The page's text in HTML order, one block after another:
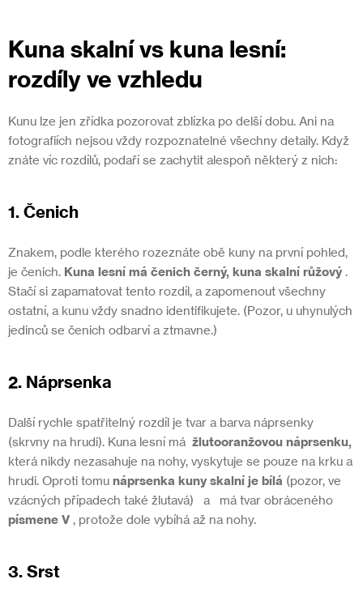
Kuna skalní vs kuna lesní:
rozdíly ve vzhledu
Kunu lze jen zřídka pozorovat zblízka po delší dobu. Ani na
fotografiích nejsou vždy rozpoznatelné všechny detaily. Když
znáte víc rozdílů, podaří se zachytit alespoň některý z nich:
1. Čenich
Znakem, podle kterého rozeznáte obě kuny na první pohled,
je čenich. Kuna lesní má čenich černý, kuna skalní růžový .
Stačí si zapamatovat tento rozdíl, a zapomenout všechny
ostatní, a kunu vždy snadno identifikujete. (Pozor, u uhynulých
jedinců se čenich odbarví a ztmavne.)
2. Náprsenka
Další rychle spatřitelný rozdíl je tvar a barva náprsenky
(skrvny na hrudi). Kuna lesní má žlutooranžovou náprsenku,
která nikdy nezasahuje na nohy, vyskytuje se pouze na krku a
hrudi. Oproti tomu náprsenka kuny skalní je bílá (pozor, ve
vzácných případech také žlutavá)
a
má tvar obráceného
písmene V , protože dole vybíhá až na nohy.
3. Srst